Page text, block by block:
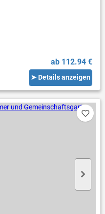
ab 112.94 €
➤ Details anzeigen